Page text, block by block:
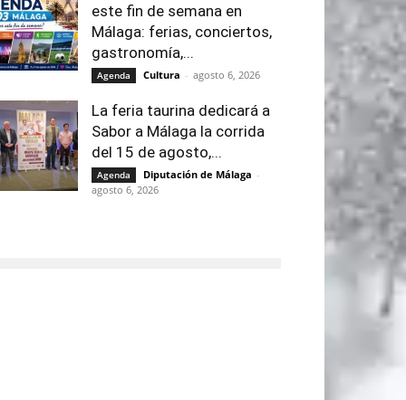
este fin de semana en
Málaga: ferias, conciertos,
gastronomía,...
Agenda Cultura - agosto 6, 2026
La feria taurina dedicará a
Sabor a Málaga la corrida
del 15 de agosto,...
Agenda Diputación de Málaga -
agosto 6, 2026